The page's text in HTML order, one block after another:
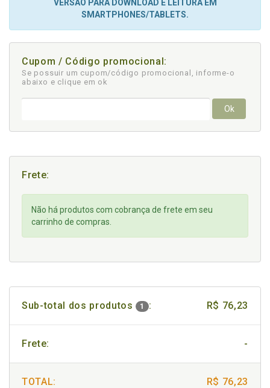
VERSÃO PARA DOWNLOAD E LEITURA EM
SMARTPHONES/TABLETS.
Cupom / Código promocional:
Se possuir um cupom/código promocional, informe-o
abaixo e clique em ok
Ok
Frete:
Não há produtos com cobrança de frete em seu
carrinho de compras.
Sub-total dos produtos 1 : R$ 76,23
Frete: -
TOTAL: R$ 76,23